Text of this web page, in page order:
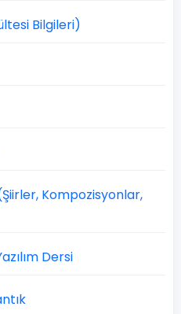
Bilgileri)
Kompozisyonlar,
Dersi